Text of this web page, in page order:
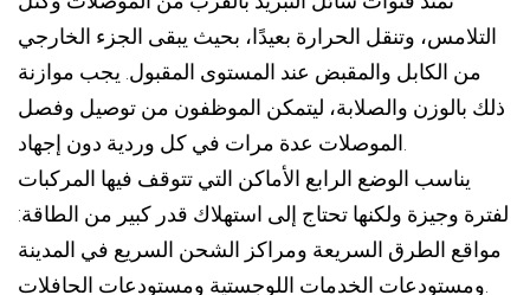
التلامس، وتنقل الحرارة بعيدًا، بحيث يبقى الجزء الخارجي
من الكابل والمقبض عند المستوى المقبول. يجب موازنة
ذلك بالوزن والصلابة، ليتمكن الموظفون من توصيل وفصل
يناسب الوضع الرابع الأماكن التي تتوقف فيها المركبات
لفترة وجيزة ولكنها تحتاج إلى استهلاك قدر كبير من الطاقة:
مواقع الطرق السريعة ومراكز الشحن السريع في المدينة